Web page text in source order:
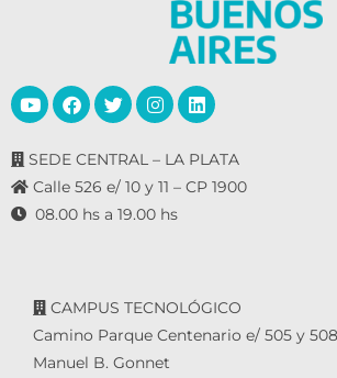
SEDE CENTRAL – LA PLATA
Calle 526 e/ 10 y 11 – CP 1900
08.00 hs a 19.00 hs
CAMPUS TECNOLÓGICO
Camino Parque Centenario e/ 505 y 508
Manuel B. Gonnet